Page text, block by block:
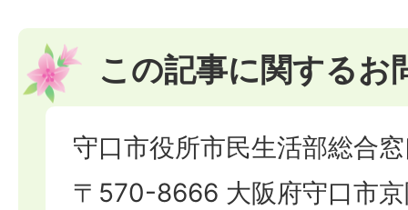
この記事に関するお
守口市役所市民生活部総合
〒570-8666 大阪府守口市